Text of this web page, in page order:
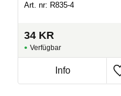
Art. nr: R835-4
34 KR